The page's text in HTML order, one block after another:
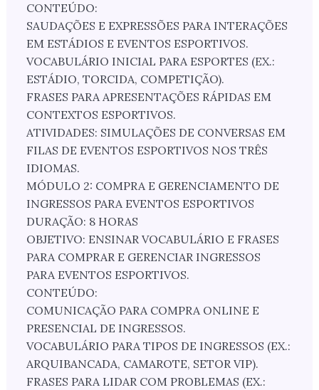
CONTEÚDO:
SAUDAÇÕES E EXPRESSÕES PARA INTERAÇÕES
EM ESTÁDIOS E EVENTOS ESPORTIVOS.
VOCABULÁRIO INICIAL PARA ESPORTES (EX.:
ESTÁDIO, TORCIDA, COMPETIÇÃO).
FRASES PARA APRESENTAÇÕES RÁPIDAS EM
CONTEXTOS ESPORTIVOS.
ATIVIDADES: SIMULAÇÕES DE CONVERSAS EM
FILAS DE EVENTOS ESPORTIVOS NOS TRÊS
IDIOMAS.
MÓDULO 2: COMPRA E GERENCIAMENTO DE
INGRESSOS PARA EVENTOS ESPORTIVOS
DURAÇÃO: 8 HORAS
OBJETIVO: ENSINAR VOCABULÁRIO E FRASES
PARA COMPRAR E GERENCIAR INGRESSOS
PARA EVENTOS ESPORTIVOS.
CONTEÚDO:
COMUNICAÇÃO PARA COMPRA ONLINE E
PRESENCIAL DE INGRESSOS.
VOCABULÁRIO PARA TIPOS DE INGRESSOS (EX.:
ARQUIBANCADA, CAMAROTE, SETOR VIP).
FRASES PARA LIDAR COM PROBLEMAS (EX.: